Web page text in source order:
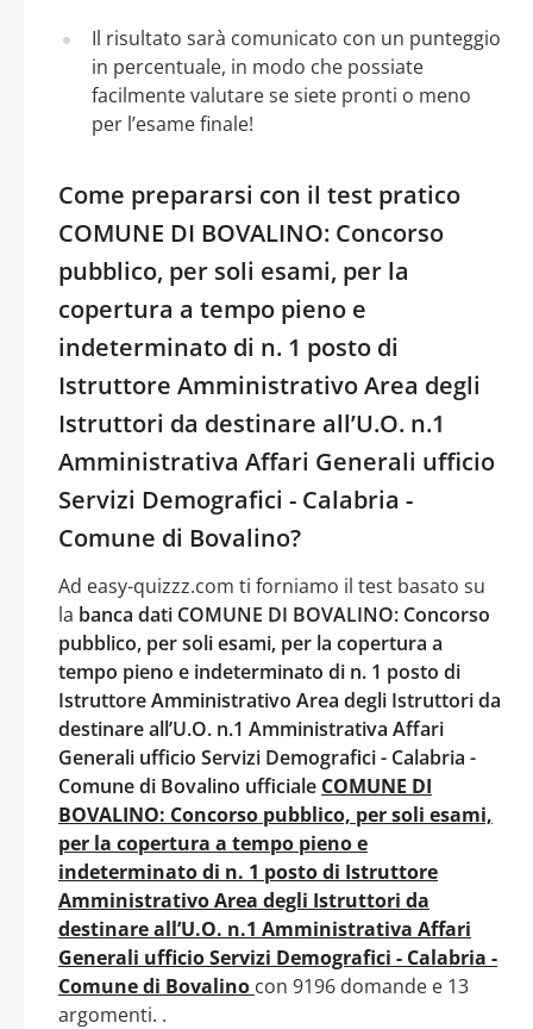
Il risultato sarà comunicato con un punteggio
in percentuale, in modo che possiate
facilmente valutare se siete pronti o meno
per l’esame finale!
Come prepararsi con il test pratico
COMUNE DI BOVALINO: Concorso
pubblico, per soli esami, per la
copertura a tempo pieno e
indeterminato di n. 1 posto di
Istruttore Amministrativo Area degli
Istruttori da destinare all’U.O. n.1
Amministrativa Affari Generali ufficio
Servizi Demografici - Calabria -
Comune di Bovalino?
Ad easy-quizzz.com ti forniamo il test basato su
la banca dati COMUNE DI BOVALINO: Concorso
pubblico, per soli esami, per la copertura a
tempo pieno e indeterminato di n. 1 posto di
Istruttore Amministrativo Area degli Istruttori da
destinare all’U.O. n.1 Amministrativa Affari
Generali ufficio Servizi Demografici - Calabria -
Comune di Bovalino ufficiale COMUNE DI
BOVALINO: Concorso pubblico, per soli esami,
per la copertura a tempo pieno e
indeterminato di n. 1 posto di Istruttore
Amministrativo Area degli Istruttori da
destinare all’U.O. n.1 Amministrativa Affari
Generali ufficio Servizi Demografici - Calabria -
Comune di Bovalino con 9196 domande e 13
argomenti. .